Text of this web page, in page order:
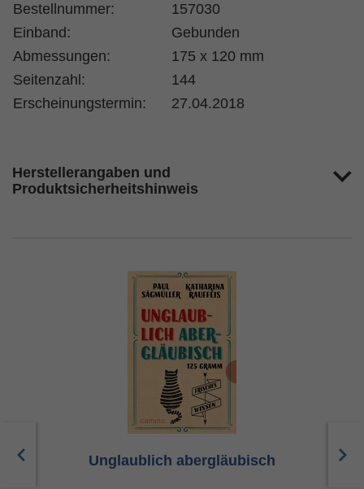
Bestellnummer:
157030
Einband:
Gebunden
Abmessungen:
175 x 120 mm
Seitenzahl:
144
Erscheinungstermin:
27.04.2018
Herstellerangaben und
Produktsicherheitshinweis
Unglaublich abergläubisch